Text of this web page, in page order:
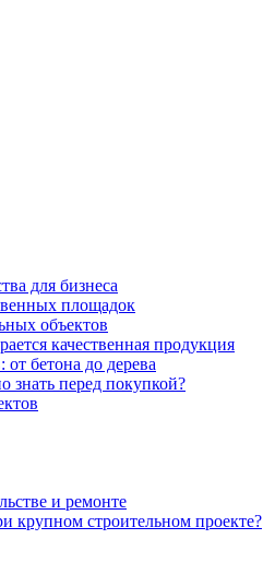
для бизнеса
площадок
объектов
качественная продукция
бетона до дерева
перед покупкой?
и ремонте
крупном строительном проекте?